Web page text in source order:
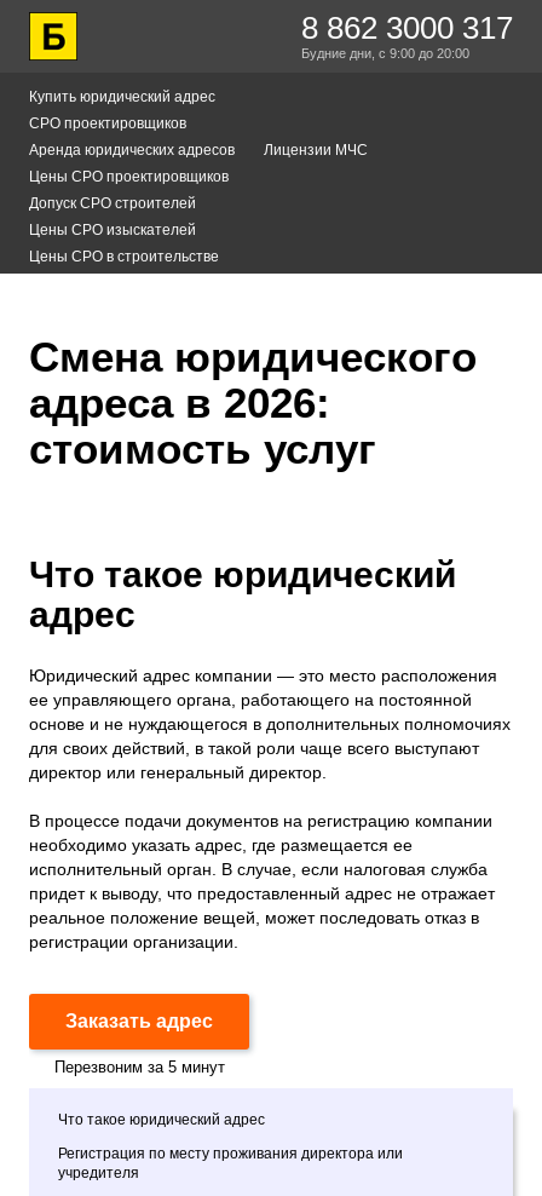
8 862 3000 317
Будние дни, с 9:00 до 20:00
Купить юридический адрес
СРО проектировщиков
Аренда юридических адресов
Лицензии МЧС
Цены СРО проектировщиков
Допуск СРО строителей
Цены СРО изыскателей
Цены СРО в строительстве
Смена юридического
адреса в 2026:
стоимость услуг
Что такое юридический
адрес
Юридический адрес компании — это место расположения
ее управляющего органа, работающего на постоянной
основе и не нуждающегося в дополнительных полномочиях
для своих действий, в такой роли чаще всего выступают
директор или генеральный директор.
В процессе подачи документов на регистрацию компании
необходимо указать адрес, где размещается ее
исполнительный орган. В случае, если налоговая служба
придет к выводу, что предоставленный адрес не отражает
реальное положение вещей, может последовать отказ в
регистрации организации.
Заказать адрес
Перезвоним за 5 минут
Что такое юридический адрес
Регистрация по месту проживания директора или
учредителя